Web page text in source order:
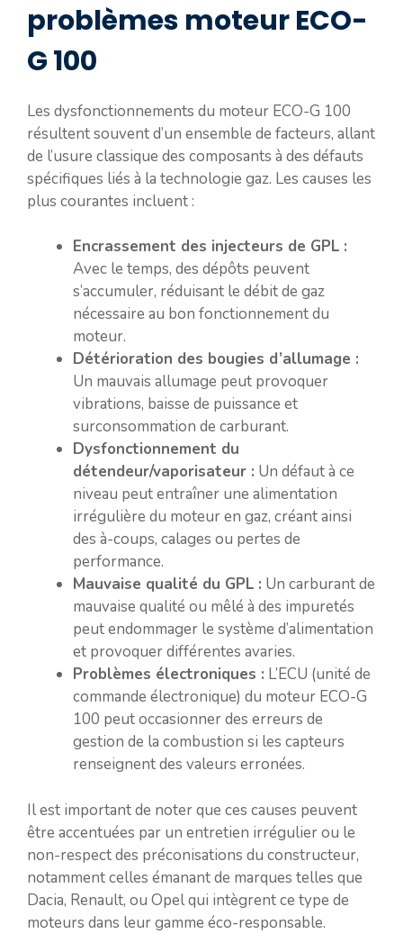
problèmes moteur ECO-
G 100
Les dysfonctionnements du moteur ECO-G 100
résultent souvent d’un ensemble de facteurs, allant
de l’usure classique des composants à des défauts
spécifiques liés à la technologie gaz. Les causes les
plus courantes incluent :
Encrassement des injecteurs de GPL :
Avec le temps, des dépôts peuvent
s’accumuler, réduisant le débit de gaz
nécessaire au bon fonctionnement du
moteur.
Détérioration des bougies d’allumage :
Un mauvais allumage peut provoquer
vibrations, baisse de puissance et
surconsommation de carburant.
Dysfonctionnement du
détendeur/vaporisateur : Un défaut à ce
niveau peut entraîner une alimentation
irrégulière du moteur en gaz, créant ainsi
des à-coups, calages ou pertes de
performance.
Mauvaise qualité du GPL : Un carburant de
mauvaise qualité ou mêlé à des impuretés
peut endommager le système d’alimentation
et provoquer différentes avaries.
Problèmes électroniques : L’ECU (unité de
commande électronique) du moteur ECO-G
100 peut occasionner des erreurs de
gestion de la combustion si les capteurs
renseignent des valeurs erronées.
Il est important de noter que ces causes peuvent
être accentuées par un entretien irrégulier ou le
non-respect des préconisations du constructeur,
notamment celles émanant de marques telles que
Dacia, Renault, ou Opel qui intègrent ce type de
moteurs dans leur gamme éco-responsable.